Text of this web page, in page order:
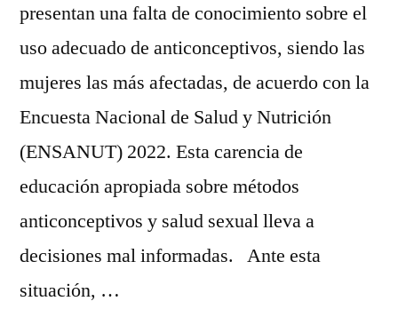
presentan una falta de conocimiento sobre el
uso adecuado de anticonceptivos, siendo las
mujeres las más afectadas, de acuerdo con la
Encuesta Nacional de Salud y Nutrición
(ENSANUT) 2022. Esta carencia de
educación apropiada sobre métodos
anticonceptivos y salud sexual lleva a
decisiones mal informadas. Ante esta
situación, …